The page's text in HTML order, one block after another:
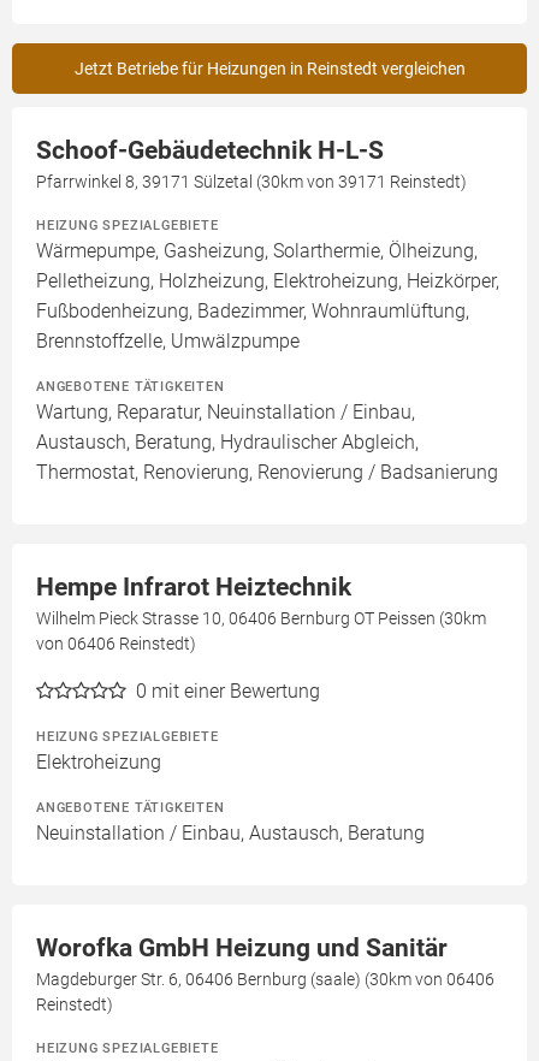
Jetzt Betriebe für Heizungen in Reinstedt vergleichen
Schoof-Gebäudetechnik H-L-S
Pfarrwinkel 8, 39171 Sülzetal (30km von 39171 Reinstedt)
HEIZUNG SPEZIALGEBIETE
Wärmepumpe, Gasheizung, Solarthermie, Ölheizung,
Pelletheizung, Holzheizung, Elektroheizung, Heizkörper,
Fußbodenheizung, Badezimmer, Wohnraumlüftung,
Brennstoffzelle, Umwälzpumpe
ANGEBOTENE TÄTIGKEITEN
Wartung, Reparatur, Neuinstallation / Einbau,
Austausch, Beratung, Hydraulischer Abgleich,
Thermostat, Renovierung, Renovierung / Badsanierung
Hempe Infrarot Heiztechnik
Wilhelm Pieck Strasse 10, 06406 Bernburg OT Peissen (30km
von 06406 Reinstedt)
0 mit einer Bewertung
HEIZUNG SPEZIALGEBIETE
Elektroheizung
ANGEBOTENE TÄTIGKEITEN
Neuinstallation / Einbau, Austausch, Beratung
Worofka GmbH Heizung und Sanitär
Magdeburger Str. 6, 06406 Bernburg (saale) (30km von 06406
Reinstedt)
HEIZUNG SPEZIALGEBIETE